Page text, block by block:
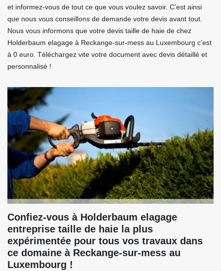
et informez-vous de tout ce que vous voulez savoir. C’est ainsi
que nous vous conseillons de demande votre devis avant tout.
Nous vous informons que votre devis taille de haie de chez
Holderbaum elagage à Reckange-sur-mess au Luxembourg c’est
à 0 euro. Téléchargez vite votre document avec devis détaillé et
personnalisé !
Confiez-vous à Holderbaum elagage
entreprise taille de haie la plus
expérimentée pour tous vos travaux dans
ce domaine à Reckange-sur-mess au
Luxembourg !